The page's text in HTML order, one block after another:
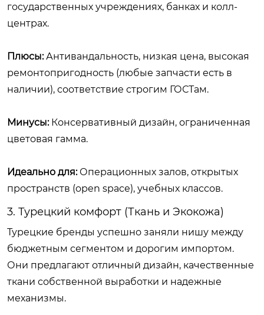
государственных учреждениях, банках и колл-
центрах.
Плюсы:Антивандальность, низкая цена, высокая
ремонтопригодность (любые запчасти есть в
наличии), соответствие строгим ГОСТам.
Минусы:Консервативный дизайн, ограниченная
цветовая гамма.
Идеально для:Операционных залов, открытых
пространств (open space), учебных классов.
3. Турецкий комфорт (Ткань и Экокожа)
Турецкие бренды успешно заняли нишу между
бюджетным сегментом и дорогим импортом.
Они предлагают отличный дизайн, качественные
ткани собственной выработки и надежные
механизмы.